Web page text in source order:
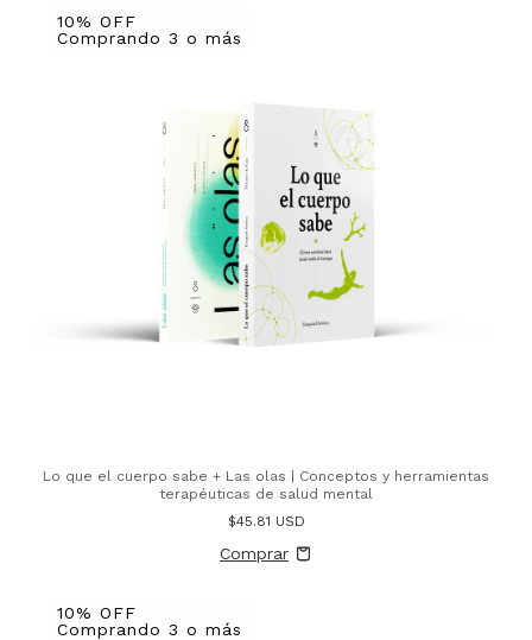
10% OFF
Comprando 3 o más
Lo que el cuerpo sabe + Las olas | Conceptos y herramientas
terapéuticas de salud mental
$45.81 USD
10% OFF
Comprando 3 o más